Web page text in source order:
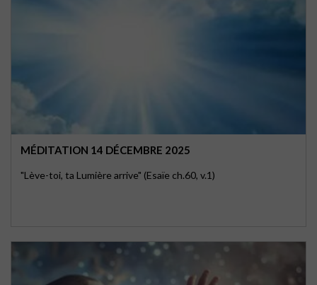
MÉDITATION 14 DÉCEMBRE 2025
"Lève-toi, ta Lumière arrive" (Esaïe ch.60, v.1)